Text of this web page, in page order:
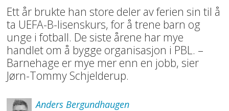
Ett år brukte han store deler av ferien sin til å
ta UEFA-B-lisenskurs, for å trene barn og
unge i fotball. De siste årene har mye
handlet om å bygge organisasjon i PBL. –
Barnehage er mye mer enn en jobb, sier
Jørn-Tommy Schjelderup.
Anders Bergundhaugen